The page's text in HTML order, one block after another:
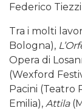
Federico
Tra i molti
Bologna),
Opera di
(Wexford
Pacini (Teatro
Emilia), Attila